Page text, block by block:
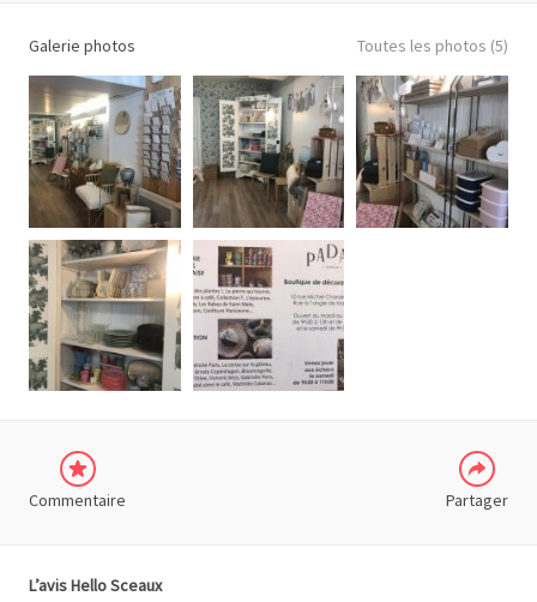
Galerie photos Toutes les photos (5)
Commentaire Partager
L’avis Hello Sceaux